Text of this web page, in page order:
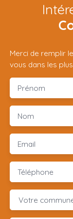
Merci de remplir
vous dans les
Prénom
Nom
Email
Téléphone
Votre